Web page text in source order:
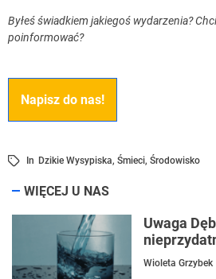
Byłeś świadkiem jakiegoś wydarzenia?
poinformować?
Napisz do nas!
In Dzikie Wysypiska, Śmieci, Środowisko
WIĘCEJ U NAS
Uwaga
Wioleta Grzybek